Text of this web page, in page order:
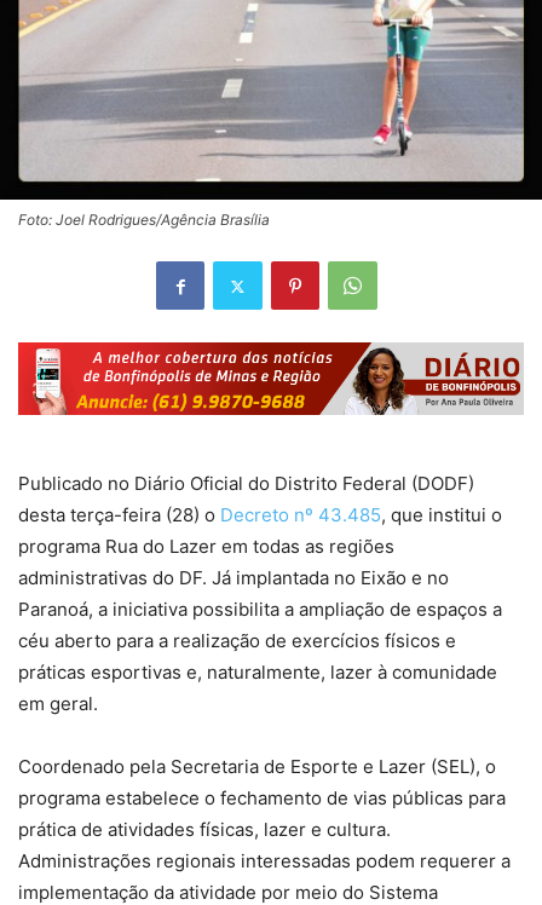
Foto: Joel Rodrigues/Agência Brasília
Publicado no Diário Oficial do Distrito Federal (DODF)
desta terça-feira (28) o Decreto nº 43.485, que institui o
programa Rua do Lazer em todas as regiões
administrativas do DF. Já implantada no Eixão e no
Paranoá, a iniciativa possibilita a ampliação de espaços a
céu aberto para a realização de exercícios físicos e
práticas esportivas e, naturalmente, lazer à comunidade
em geral.
Coordenado pela Secretaria de Esporte e Lazer (SEL), o
programa estabelece o fechamento de vias públicas para
prática de atividades físicas, lazer e cultura.
Administrações regionais interessadas podem requerer a
implementação da atividade por meio do Sistema